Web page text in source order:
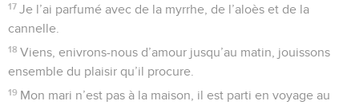
17 Je l’ai parfumé avec de la myrrhe, de l’aloès et de la
cannelle.
18 Viens, enivrons-nous d’amour jusqu’au matin, jouissons
ensemble du plaisir qu’il procure.
19 Mon mari n’est pas à la maison, il est parti en voyage au